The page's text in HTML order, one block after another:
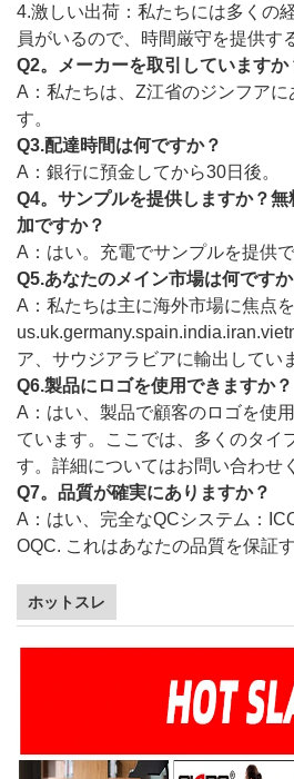
4.激しい出荷：私たちには多くの
員がいるので、時間厳守を提供す
Q2。メーカーを取引していますか
A：私たちは、Z江省のジンフア
す。
Q3.配達時間は何ですか？
A：銀行に預金してから30日後。
Q4。サンプルを提供しますか？
加ですか？
A：はい。充電でサンプルを提供で
Q5.あなたのメイン市場は何ですか
A：私たちは主に海外市場に焦点を
ア、サウジアラビアに輸出してい
Q6.製品にロゴを使用できますか？
A：はい、製品で顧客のロゴを使
ています。ここでは、多くのタイ
す。詳細についてはお問い合わせ
Q7。品質が確実にありますか？
A：はい、完全なQCシステム：
OQC. これはあなたの品質を保証
ホットスレ